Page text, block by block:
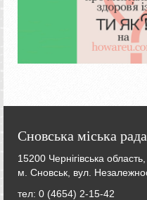
Сновська міська рада
15200 Чернігівська
м. Сновськ, вул.
тел: 0 (4654) 2-15-42